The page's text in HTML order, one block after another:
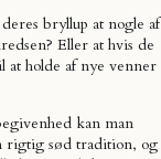
bryllup at nogle af
Eller at hvis de
at holde af nye venner
kan man
rigtig sød tradition, og